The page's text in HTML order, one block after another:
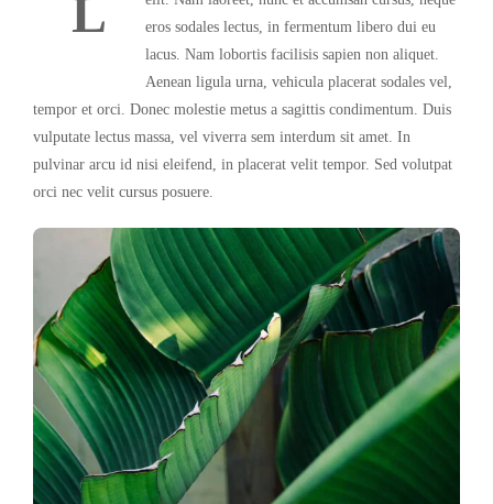
L
eros sodales lectus, in fermentum libero dui eu
lacus. Nam lobortis facilisis sapien non aliquet.
Aenean ligula urna, vehicula placerat sodales vel,
tempor et orci. Donec molestie metus a sagittis condimentum. Duis
vulputate lectus massa, vel viverra sem interdum sit amet. In
pulvinar arcu id nisi eleifend, in placerat velit tempor. Sed volutpat
orci nec velit cursus posuere.